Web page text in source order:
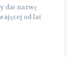
nazwę
od lat